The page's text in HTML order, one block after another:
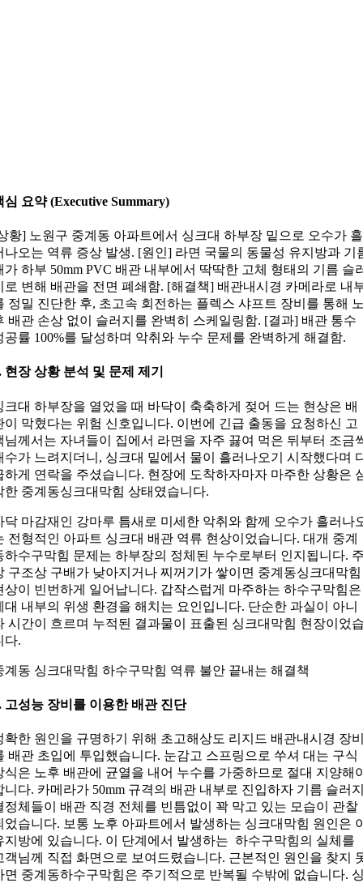
심 요약 (Executive Summary)
황] 노원구 중계동 아파트에서 싱크대 하부장 밑으로 오수가 흘
나오는 역류 증상 발생. [원인] 라면 국물의 동물성 유지방과 기
가 하부 50mm PVC 배관 내부에서 딱딱한 고체 형태의 기름 슬
로 변해 배관을 전면 폐쇄함. [해결책] 배관내시경 카메라로 내
정밀 진단한 후, 초고속 회전하는 플렉스 샤프트 장비를 통해
배관 손상 없이 슬러지를 완벽히 스케일링함. [결과] 배관 통수
공률 100%를 달성하며 악취와 누수 문제를 완벽하게 해결함.
현장 상황 분석 및 문제 제기
크대 하부장을 열었을 때 바닥이 축축하게 젖어 드는 현상은 배
이 막혔다는 위험 신호입니다. 이번에 긴급 출동을 요청하신 고
님께서는 자녀들이 집에서 라면을 자주 끓여 먹은 뒤부터 조금
수가 느려지더니, 싱크대 밑에서 물이 흘러나오기 시작했다며
하게 연락을 주셨습니다. 현장에 도착하자마자 마주한 상황은
한 중계동싱크대막힘 상태였습니다.
닥 마감재인 강마루 틈새로 미세한 악취와 함께 오수가 흘러나
전형적인 아파트 싱크대 배관 역류 현상이었습니다. 대개 중계
하수구막힘 문제는 하부장의 정체된 누수로부터 인지됩니다.
구조상 구배가 낮아지거나 찌꺼기가 쌓이면 중계동싱크대막힘
상이 빈번하게 일어납니다. 갑작스럽게 마주하는 하수구막힘은
대 내부의 위생 환경을 해치는 요인입니다. 단순한 과실이 아니
시간이 흐르며 누적된 결과물이 표출된 싱크대막힘 현장이었
다.
계동 싱크대막힘 하수구막힘 역류 불안 끝내는 해결책
고성능 장비를 이용한 배관 진단
확한 원인을 규명하기 위해 초고해상도 리지드 배관내시경 장
배관 초입에 투입했습니다. 눈감고 스프링으로 쑤셔 대는 구식
식은 노후 배관에 균열을 내어 누수를 가중하므로 절대 지양해
니다. 카메라가 50mm 규격의 배관 내부로 진입하자 기름 슬러
정체들이 배관 직경 전체를 빈틈없이 꽉 막고 있는 모습이 관찰
었습니다. 보통 노후 아파트에서 발생하는 싱크대막힘 원인은
지방에 있습니다. 이 단계에서 발생하는 하수구막힘의 실체를
객님께 직접 화면으로 보여드렸습니다. 근본적인 원인을 찾지
면 중계동하수구막힘은 주기적으로 반복될 수밖에 없습니다.